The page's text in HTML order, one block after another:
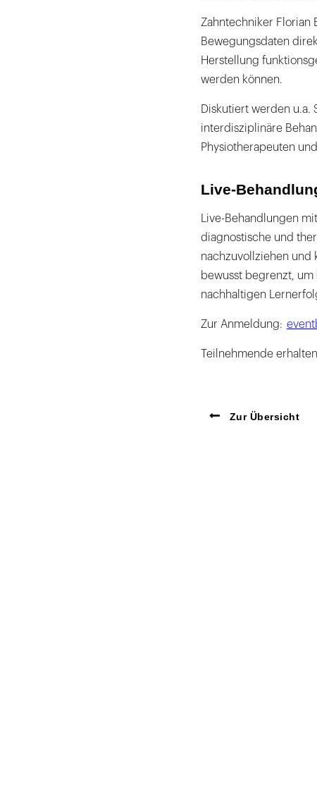
Zahntechniker Florian
Bewegungsdaten
Herstellung
werden können.
Diskutiert werden u.a.
interdisziplinäre
Physiotherapeuten
Live-
Live-Behandlungen
diagnostische und
nachzuvollziehen und
bewusst begrenzt,
nachhaltigen
Zur Anmeldung:
Teilnehmende
Zur Übersicht